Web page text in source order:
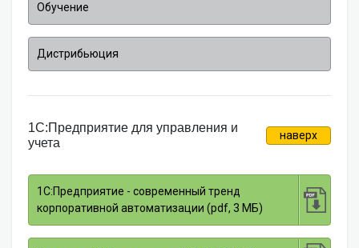
Обучение
Дистрибьюция
1С:Предприятие для управления и
учета
наверх
1C:Предприятие - современный тренд
корпоративной автоматизации (pdf, 3 МБ)